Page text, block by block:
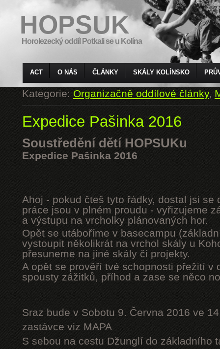
HOPSUK
Horolezecký oddíl Potkali se u Kolína
ACT O NÁS ČLÁNKY SKÁLY KOLÍNSKO
Kategorie:Organizačně oddílové články,
Expedice Pašinka 2016
Soustředění dětí HOPSUKu
Expedice Pašinka 2016
Ahoj - pokud čteš tyto řádky, dostal jsi se
práce jsou v plném proudu - vyřizujeme
a výstupu na vrcholky plánovaných hor.
Opět se utáboříme v basecampu
vystoupit několikrát na vrchol skály u
přesuneme na jiné skály či projekty.
A opět se prověří tvé schopnosti přežití v
spousty zážitků, příhod a zase se něco
Sraz bude v Sobotu 9. Června 2016 ve
zastávce viz MAPA
S sebou na cestu Džunglí do základního